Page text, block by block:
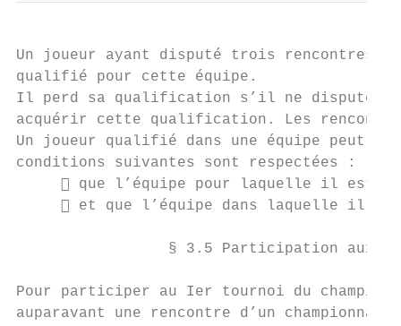
Un joueur ayant disputé trois rencontres
qualifié pour cette équipe.
Il perd sa qualification s’il ne dispute
acquérir cette qualification. Les
Un joueur qualifié dans une équipe peut
conditions suivantes sont respectées :
 que l’équipe pour laquelle il est
 et que l’équipe dans laquelle il
§ 3.5 Participation aux
Pour participer au Ier tournoi du
auparavant une rencontre d’un